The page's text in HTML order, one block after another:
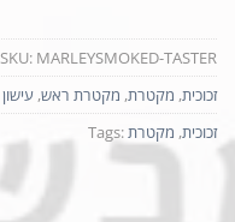
SKU: MARLEYSMOKED-TASTER
זכוכית, מקטרת, מקטרת ראש, עישון
Tags:
זכוכית, מקטרת